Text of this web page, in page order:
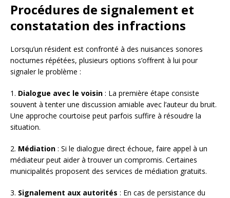
Procédures de signalement et
constatation des infractions
Lorsqu’un résident est confronté à des nuisances sonores
nocturnes répétées, plusieurs options s’offrent à lui pour
signaler le problème :
1. Dialogue avec le voisin : La première étape consiste
souvent à tenter une discussion amiable avec l’auteur du bruit.
Une approche courtoise peut parfois suffire à résoudre la
situation.
2. Médiation : Si le dialogue direct échoue, faire appel à un
médiateur peut aider à trouver un compromis. Certaines
municipalités proposent des services de médiation gratuits.
3. Signalement aux autorités : En cas de persistance du